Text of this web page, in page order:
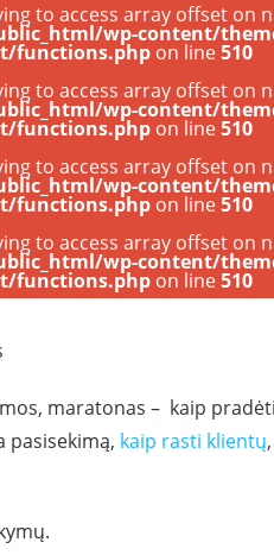
to access array offset on
wp-content/
functions.phpon line510
to access array offset on
wp-content/
functions.phpon line510
to access array offset on
wp-content/
functions.phpon line510
to access array offset on
wp-content/
functions.phpon line510
maratonas – kaip
pasisekimą, kaip rasti klientų